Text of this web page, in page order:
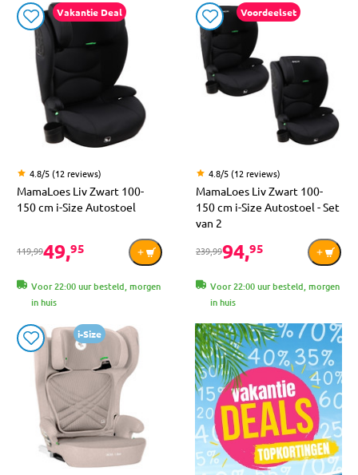
Vakantie Deal
4.8/5 (12 reviews)
MamaLoes Liv Zwart 100-
150 cm i-Size Autostoel
119,9949,95
Voor 22:00 uur besteld, morgen
in huis
Voordeelset
4.8/5 (12 reviews)
MamaLoes Liv Zwart 100-
150 cm i-Size Autostoel - Set
van 2
239,9994,95
Voor 22:00 uur besteld, morgen
in huis
i-Size